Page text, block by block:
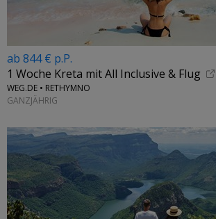
ab 844 € p.P.
1 Woche Kreta mit All Inclusive & Flug
WEG.DE • RETHYMNO
GANZJÄHRIG